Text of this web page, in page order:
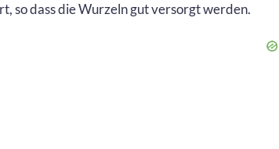
so dass die Wurzeln gut versorgt werden.